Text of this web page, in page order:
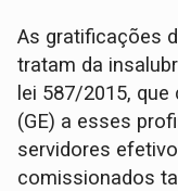
As gratificações
tratam da
lei 587/2015,
(GE) a esses
servidores
comissionados